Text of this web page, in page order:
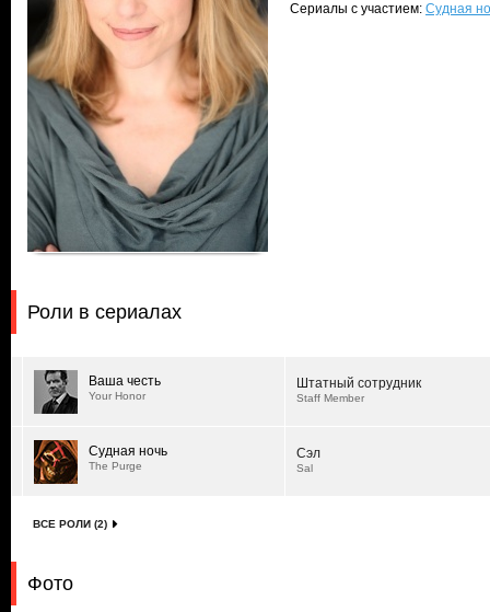
Сериалы с участием: Судная
Роли в сериалах
Ваша честь
Your Honor
Штатный сотрудник
Staff Member
Судная ночь
The Purge
Сэл
Sal
ВСЕ РОЛИ (2)
Фото